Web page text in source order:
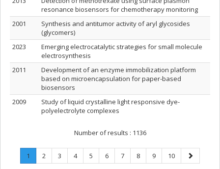
resonance biosensors for chemotherapy monitoring
2001
Synthesis and antitumor activity of aryl glycosides
(glycomers)
2023
Emerging electrocatalytic strategies for small molecule
electrosynthesis
2011
Development of an enzyme immobilization platform
based on microencapsulation for paper-based
biosensors
2009
Study of liquid crystalline light responsive dye-
polyelectrolyte complexes
Number of results : 1136
Page
1
Current
Page
2 Page
3 Page
4 Page
5 Page
6 Page
7 Page
8 Page
9 Page
10
Next
page